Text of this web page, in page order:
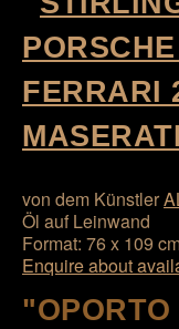
von dem Künstler
Öl auf Leinwand
Format: 76 x 109
Enquire about
"OPORTO